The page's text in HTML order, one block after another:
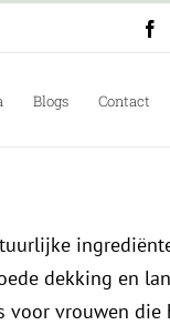
Blogs Contact
dekking en
voor vrouwen die